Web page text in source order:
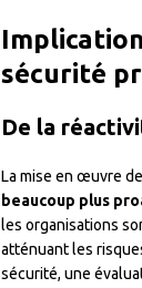
sécurité
De la
La mise en œuvre
beaucoup plus
les organisations
atténuant les
sécurité, une